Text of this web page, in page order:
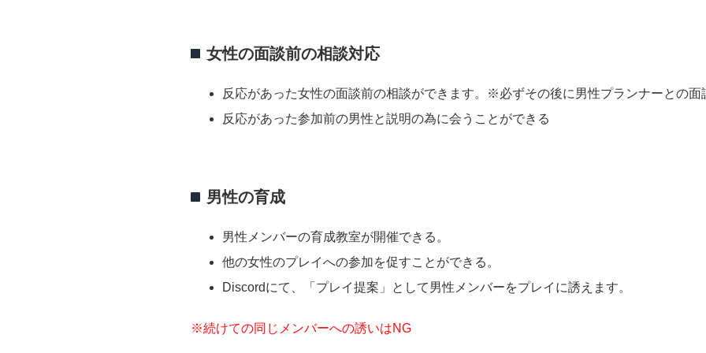
女性の面談前の相談対応
反応があった女性の面談前の相談ができます。※必ずその後に男性プランナーとの面
反応があった参加前の男性と説明の為に会うことができる
男性の育成
男性メンバーの育成教室が開催できる。
他の女性のプレイへの参加を促すことができる。
Discordにて、「プレイ提案」として男性メンバーをプレイに誘えます。
※続けての同じメンバーへの誘いはNG